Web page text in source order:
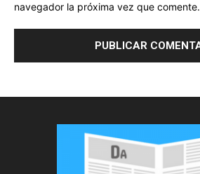
navegador la próxima vez que comente.